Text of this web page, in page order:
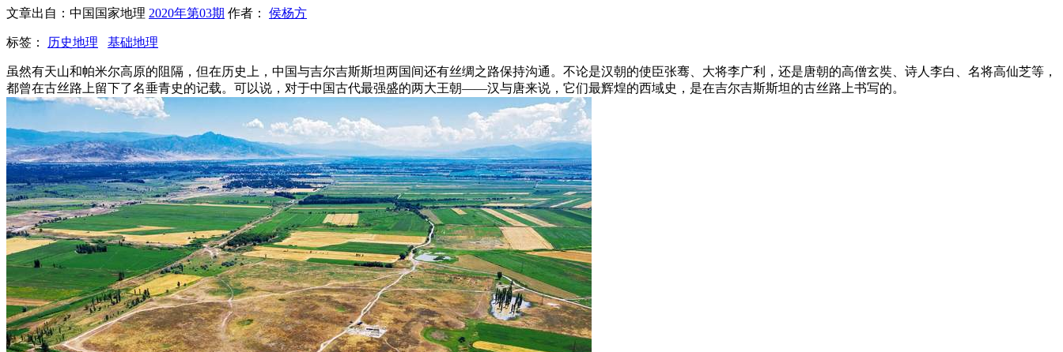
文章出自：中国国家地理 2020年第03期 作者： 侯杨方
标签： 历史地理 基础地理
虽然有天山和帕米尔高原的阻隔，但在历史上，中国与吉尔吉斯斯坦两国间还有丝绸之路保持沟通。不论是汉朝的使臣张骞、大将李广利，还是唐朝的高僧玄奘、诗人李白、名将高仙芝等，
都曾在古丝路上留下了名垂青史的记载。可以说，对于中国古代最强盛的两大王朝——汉与唐来说，它们最辉煌的西域史，是在吉尔吉斯斯坦的古丝路上书写的。